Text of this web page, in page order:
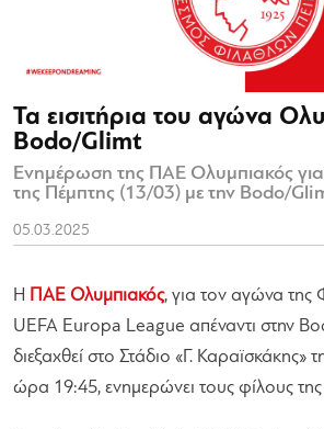
Τα εισιτήρια του αγώνα
Bodo/Glimt
Ενημέρωση της ΠΑΕ Ολυμπιακός
της Πέμπτης (13/03) με την Bodo/
05.03.2025
H ΠΑΕ Ολυμπιακός, για τον αγώνα της
UEFA Europa League απέναντι στην
διεξαχθεί στο Στάδιο «Γ. Καραϊσκάκης»
ώρα 19:45, ενημερώνει τους φίλους της